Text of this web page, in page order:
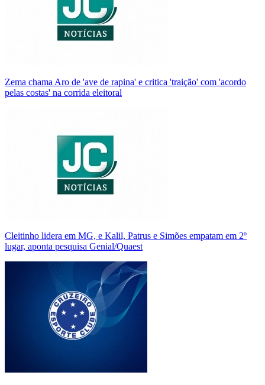
Zema chama Aro de 'ave de rapina' e critica 'traição' com 'acordo
pelas costas' na corrida eleitoral
Cleitinho lidera em MG, e Kalil, Patrus e Simões empatam em 2º
lugar, aponta pesquisa Genial/Quaest